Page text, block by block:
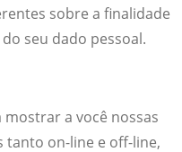
sobre a finalidade
seu dado pessoal.
a você nossas
tanto on-line e off-line,